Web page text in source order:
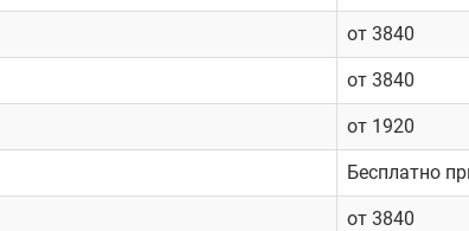
от 3840
от 3840
от 1920
Бесплатно
от 3840